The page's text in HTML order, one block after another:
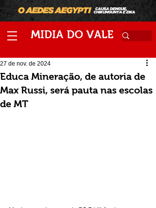
MIDIA DO VALE
Educa Mineração, de autoria de
Max Russi, será pauta nas escolas
de MT
27 de nov. de 2024